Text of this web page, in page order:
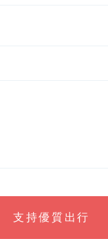
支 持 優 質 出 行